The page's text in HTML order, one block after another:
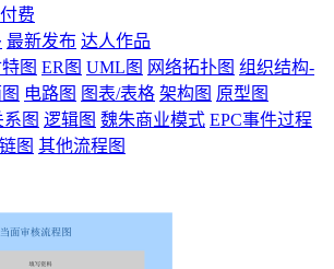
付费
最新发布 达人作品
图 ER图 UML图 网络拓扑图 组织结构-
电路图 图表/表格 架构图 原型图
系图 逻辑图 魏朱商业模式 EPC事件过程
图 其他流程图